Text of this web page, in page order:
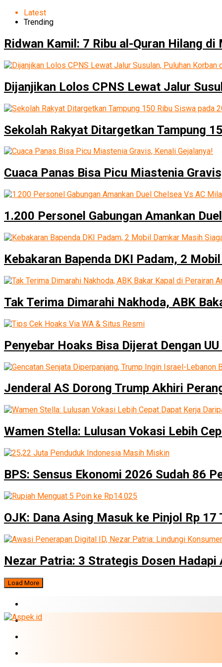
Latest
Trending
Ridwan Kamil: 7 Ribu al-Quran Hilang
Dijanjikan Lolos CPNS Lewat Jalur
Sekolah Rakyat Ditargetkan Tampung
Cuaca Panas Bisa Picu Miastenia
1.200 Personel Gabungan Amankan
Kebakaran Bapenda DKI Padam, 2
Tak Terima Dimarahi Nakhoda, ABK
Penyebar Hoaks Bisa Dijerat Dengan
Jenderal AS Dorong Trump Akhiri
Wamen Stella: Lulusan Vokasi Lebih
BPS: Sensus Ekonomi 2026 Sudah 86
OJK: Dana Asing Masuk ke Pinjol Rp 17
Nezar Patria: 3 Strategis Dosen Hadapi
Load More
BUMN